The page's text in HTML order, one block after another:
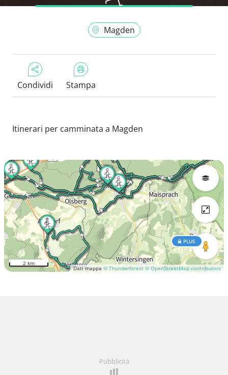
Magden
Condividi Stampa
Itinerari per camminata a Magden
Dati mappa © Thunderforest © OpenStreetMap contributors
PLUS
2 km
Pubblicità